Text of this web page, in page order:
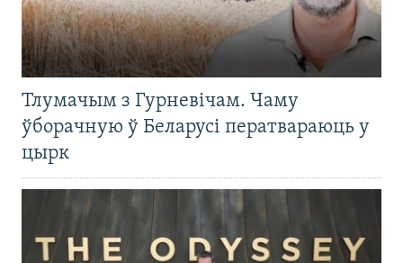
Тлумачым з Гурневічам. Чаму
ўборачную ў Беларусі ператвараюць у
цырк